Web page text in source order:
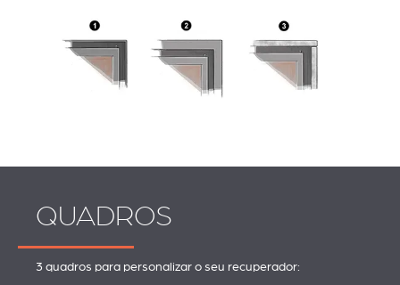
QUADROS
3 quadros para personalizar o seu recuperador: